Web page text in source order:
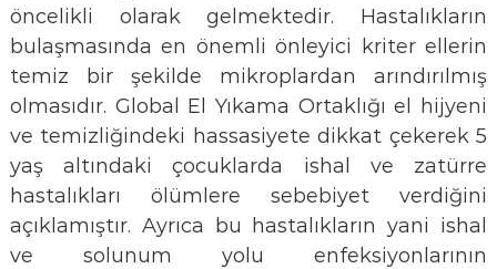
öncelikli olarak gelmektedir. Hastalıkların
bulaşmasında en önemli önleyici kriter ellerin
temiz bir şekilde mikroplardan arındırılmış
olmasıdır. Global El Yıkama Ortaklığı el hijyeni
ve temizliğindeki hassasiyete dikkat çekerek 5
yaş altındaki çocuklarda ishal ve zatürre
hastalıkları ölümlere sebebiyet verdiğini
açıklamıştır. Ayrıca bu hastalıkların yani ishal
ve solunum yolu enfeksiyonlarının